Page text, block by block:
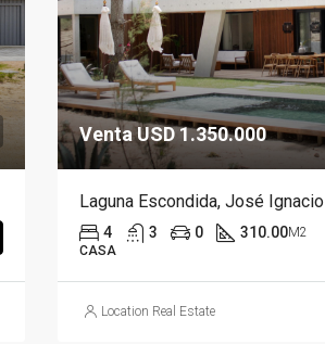
Venta USD 1.350.000
Laguna Escondida, José Ignacio
4 3 0 310.00M2
CASA
Location Real Estate